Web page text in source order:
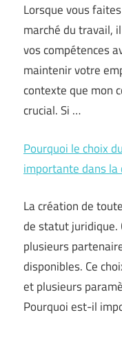
Lorsque vous
marché du travail,
vos compétences
maintenir votre
contexte que mon
crucial. Si …
Pourquoi le choix
importante dans la
La création de
de statut juridique.
plusieurs
disponibles. Ce
et plusieurs
Pourquoi est-il